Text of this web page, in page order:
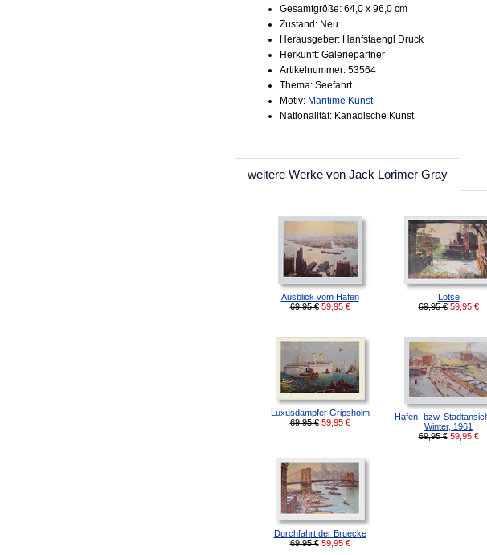
Gesamtgröße: 64,0 x 96,0 cm
Zustand: Neu
Herausgeber: Hanfstaengl Druck
Herkunft: Galeriepartner
Artikelnummer: 53564
Thema: Seefahrt
Motiv: Maritime Kunst
Nationalität: Kanadische Kunst
weitere Werke von Jack Lorimer Gray
Ausblick vom Hafen
69,95 € 59,95 €
Lotse
69,95 € 59,95 €
Luxusdampfer Gripsholm
69,95 € 59,95 €
Hafen- bzw.
Winter, 1961
69,95 € 59,95 €
Durchfahrt der Bruecke
69,95 € 59,95 €